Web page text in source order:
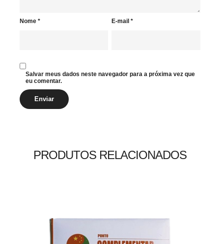
Nome * E-mail*
Salvar meus dados neste navegador para a próxima vez que
eu comentar.
PRODUTOS RELACIONADOS